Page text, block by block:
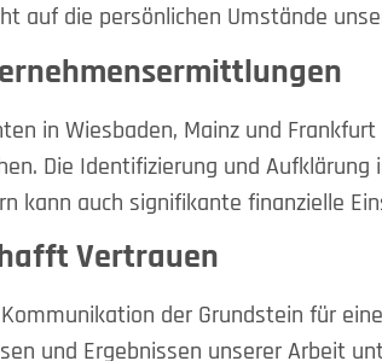
auf die persönlichen Umstände
in Wiesbaden, Mainz und
Die Identifizierung und
kann auch signifikante finanzielle
Vertrauen
der Grundstein für
und Ergebnissen unserer Arbeit